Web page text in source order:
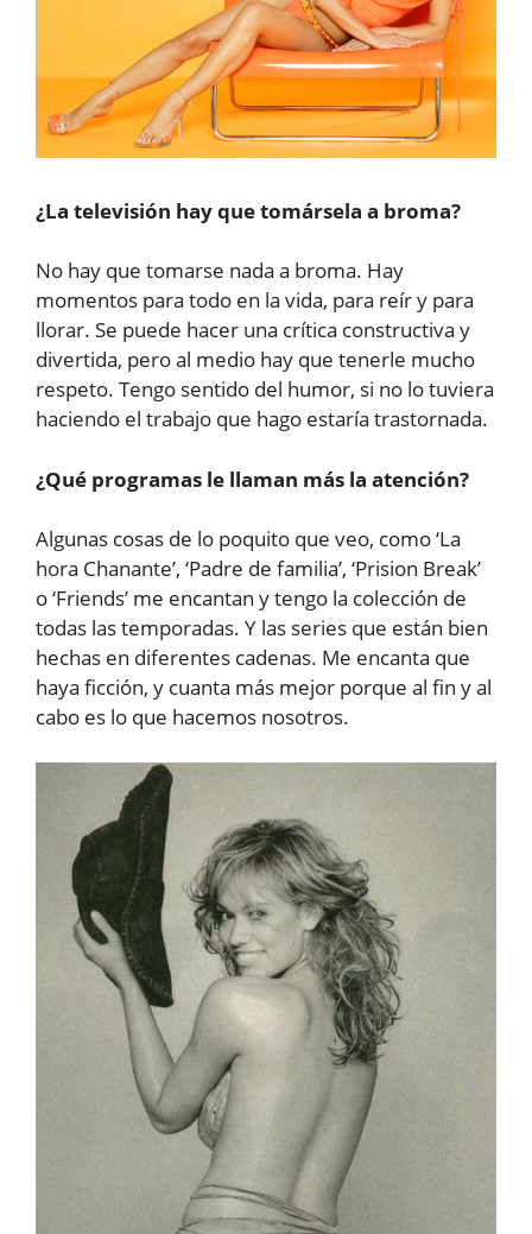
¿La televisión hay que tomársela a broma?
No hay que tomarse nada a broma. Hay
momentos para todo en la vida, para reír y para
llorar. Se puede hacer una crítica constructiva y
divertida, pero al medio hay que tenerle mucho
respeto. Tengo sentido del humor, si no lo tuviera
haciendo el trabajo que hago estaría trastornada.
¿Qué programas le llaman más la atención?
Algunas cosas de lo poquito que veo, como ‘La
hora Chanante’, ‘Padre de familia’, ‘Prision Break’
o ‘Friends’ me encantan y tengo la colección de
todas las temporadas. Y las series que están bien
hechas en diferentes cadenas. Me encanta que
haya ficción, y cuanta más mejor porque al fin y al
cabo es lo que hacemos nosotros.